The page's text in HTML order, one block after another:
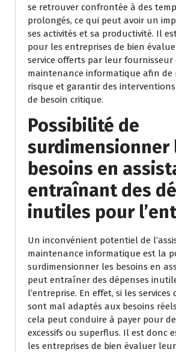
se retrouver confrontée à des
prolongés, ce qui peut avoir un
ses activités et sa productivité. Il
pour les entreprises de bien
service offerts par leur fournisseur
maintenance informatique afin de
risque et garantir des interventions
de besoin critique.
Possibilité de
surdimensionner
besoins en
entraînant des
inutiles pour
Un inconvénient potentiel de
maintenance informatique est la
surdimensionner les besoins en
peut entraîner des dépenses
l’entreprise. En effet, si les services
sont mal adaptés aux besoins
cela peut conduire à payer pour
excessifs ou superflus. Il est donc
les entreprises de bien évaluer